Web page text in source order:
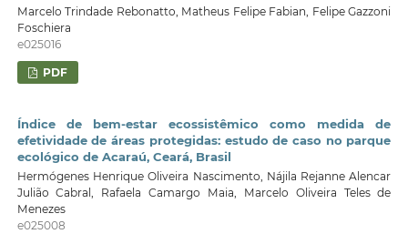
Marcelo Trindade Rebonatto, Matheus Felipe Fabian, Felipe Gazzoni
Foschiera
e025016
PDF
Índice de bem-estar ecossistêmico como medida de
efetividade de áreas protegidas: estudo de caso no parque
ecológico de Acaraú, Ceará, Brasil
Hermógenes Henrique Oliveira Nascimento, Nájila Rejanne Alencar
Julião Cabral, Rafaela Camargo Maia, Marcelo Oliveira Teles de
Menezes
e025008